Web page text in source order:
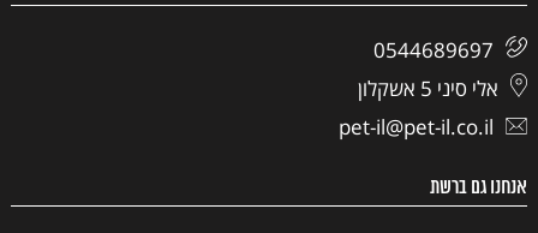
0544689697
אלי סיני 5 אשקלון
pet-il@pet-il.co.il
אנחנו גם ברשת